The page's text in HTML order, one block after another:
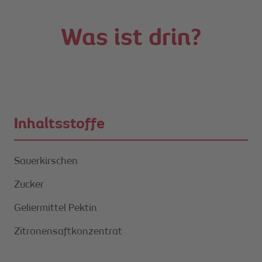
Was ist drin?
Inhaltsstoffe
Sauerkirschen
Zucker
Geliermittel Pektin
Zitronensaftkonzentrat